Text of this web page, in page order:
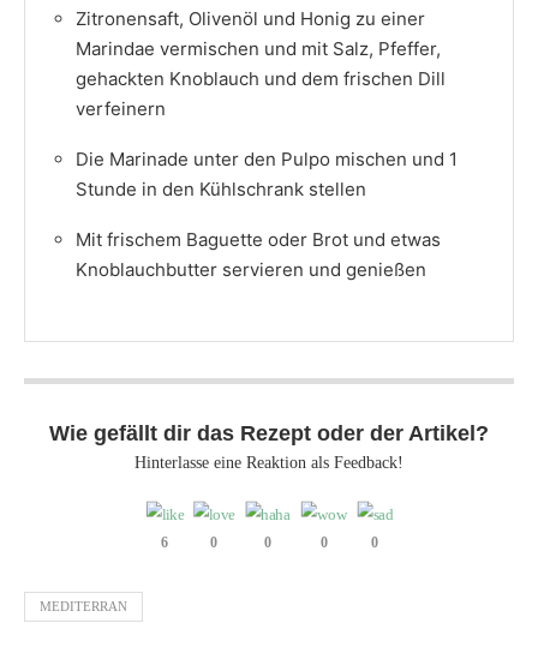
Zitronensaft, Olivenöl und Honig zu einer
Marindae vermischen und mit Salz, Pfeffer,
gehackten Knoblauch und dem frischen Dill
verfeinern
Die Marinade unter den Pulpo mischen und 1
Stunde in den Kühlschrank stellen
Mit frischem Baguette oder Brot und etwas
Knoblauchbutter servieren und genießen
Wie gefällt dir das Rezept oder der Artikel?
Hinterlasse eine Reaktion als Feedback!
6 0 0 0 0
MEDITERRAN